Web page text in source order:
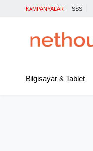
KAMPANYALAR SSS
Bilgisayar & Tablet